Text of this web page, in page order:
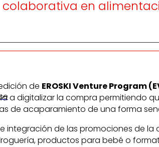
en
de EROSKI Venture Program
a digitalizar la compra permitiendo
de acaparamiento de una forma
integración de las promociones
productos para bebé o